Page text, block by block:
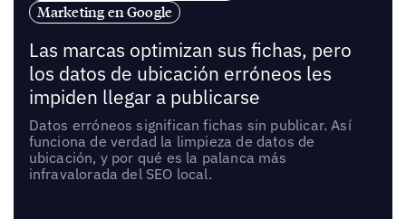
Marketing en Google
Las marcas optimizan sus fichas, pero
los datos de ubicación erróneos les
impiden llegar a publicarse
Datos erróneos significan fichas sin publicar. Así
funciona de verdad la limpieza de datos de
ubicación, y por qué es la palanca más
infravalorada del SEO local.